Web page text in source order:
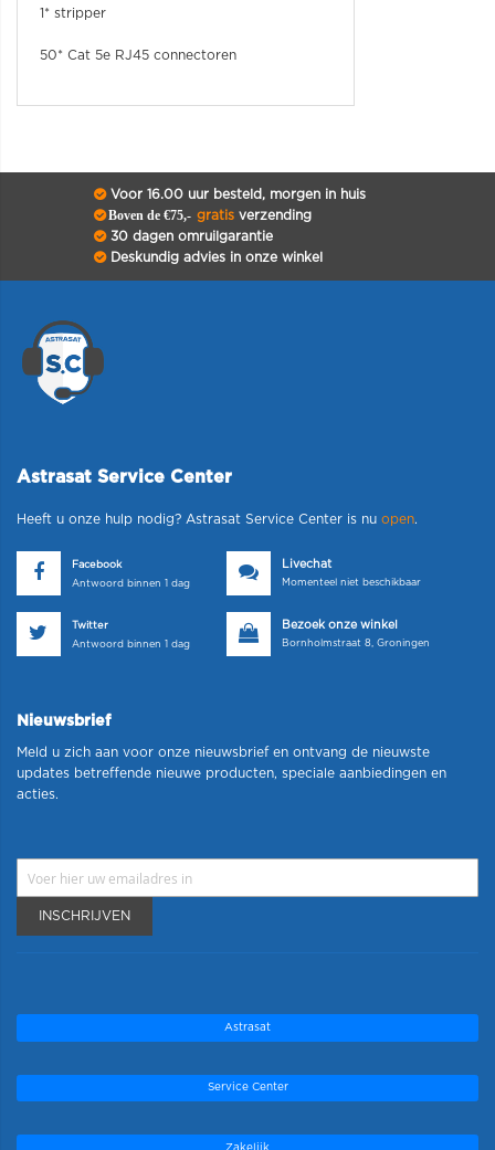
1* stripper
50* Cat 5e RJ45 connectoren
Voor 16.00 uur besteld, morgen in huis
Boven de €75,- gratisverzending
30 dagen omruilgarantie
Deskundig advies in onze winkel
Astrasat Service Center
Heeft u onze hulp nodig? Astrasat Service Center is nu open.
Facebook
Antwoord binnen 1 dag
Livechat
Momenteel niet beschikbaar
Twitter
Antwoord binnen 1 dag
Bezoek onze winkel
Bornholmstraat 8, Groningen
Nieuwsbrief
Meld u zich aan voor onze nieuwsbrief en ontvang de nieuwste
updates betreffende nieuwe producten, speciale aanbiedingen en
acties.
INSCHRIJVEN
Astrasat
Service Center
Zakelijk